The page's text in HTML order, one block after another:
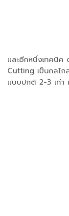
และอีกหนึ่งเทคนิค
Cutting เป็นกลไ
แบบปกติ 2-3 เท่า